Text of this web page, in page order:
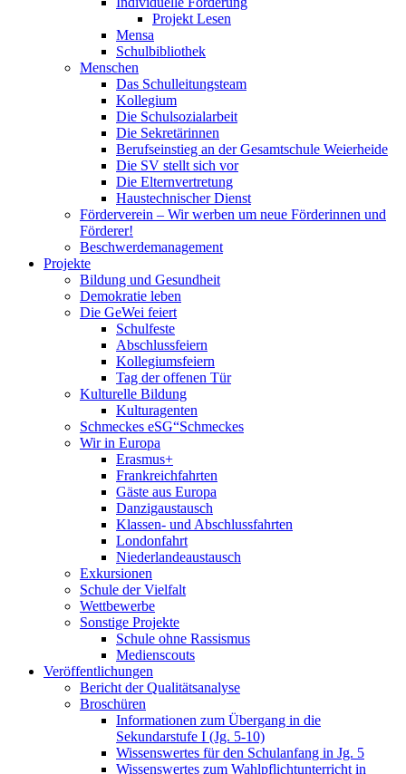
Projekt Lesen
Mensa
Schulbibliothek
Menschen
Das Schulleitungsteam
Kollegium
Die Schulsozialarbeit
Die Sekretärinnen
Berufseinstieg an der Gesamtschule Weierheide
Die SV stellt sich vor
Die Elternvertretung
Haustechnischer Dienst
Förderverein – Wir werben um neue Förderinnen und
Förderer!
Beschwerdemanagement
Projekte
Bildung und Gesundheit
Demokratie leben
Die GeWei feiert
Schulfeste
Abschlussfeiern
Kollegiumsfeiern
Tag der offenen Tür
Kulturelle Bildung
Kulturagenten
Schmeckes eSG“Schmeckes
Wir in Europa
Erasmus+
Frankreichfahrten
Gäste aus Europa
Danzigaustausch
Klassen- und Abschlussfahrten
Londonfahrt
Niederlandeaustausch
Exkursionen
Schule der Vielfalt
Wettbewerbe
Sonstige Projekte
Schule ohne Rassismus
Medienscouts
Veröffentlichungen
Bericht der Qualitätsanalyse
Broschüren
Informationen zum Übergang in die
Sekundarstufe I (Jg. 5-10)
Wissenswertes für den Schulanfang in Jg. 5
Wissenswertes zum Wahlpflichtunterricht in